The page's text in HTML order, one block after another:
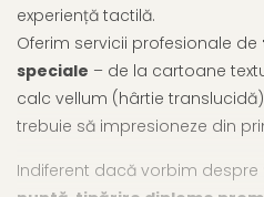
experiență tactilă.
Oferim servicii profesionale de
speciale – de la cartoane
calc vellum (hârtie
trebuie să impresioneze din
Indiferent dacă vorbim despre